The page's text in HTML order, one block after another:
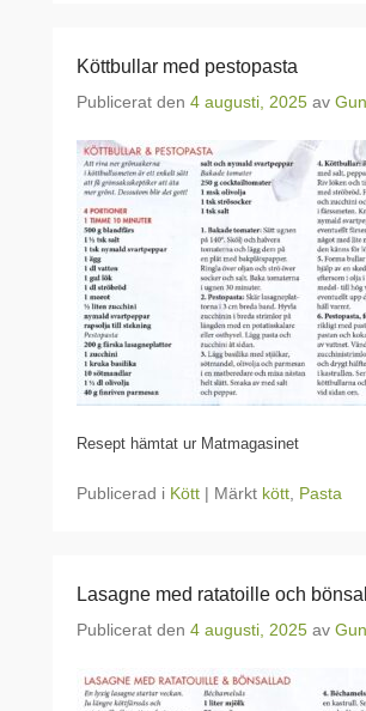
Köttbullar med pestopasta
Publicerat den 4 augusti, 2025 av
Resept hämtat ur Matmagasinet
Publicerad i Kött | Märkt kött Pasta
Lasagne med ratatoille och
Publicerat den 4 augusti, 2025 av